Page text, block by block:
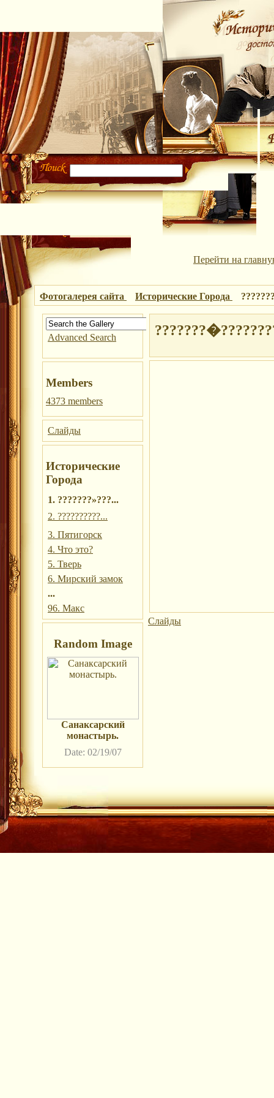
Перейти на
Фотогалерея сайта Исторические Города
Advanced Search
Members
4373 members
Слайды
Исторические
Города
1. ???????»???...
2. ??????????...
3. Пятигорск
4. Что это?
5. Тверь
6. Мирский замок
...
96. Макс
Random Image
Санаксарский
монастырь.
Date: 02/19/07
Слайды